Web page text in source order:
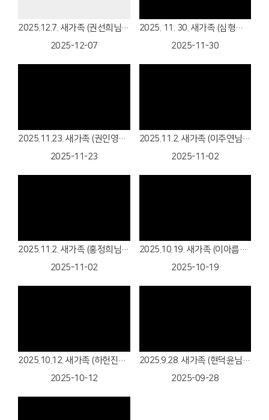
2025.12.7. 새가족 (권선희님) 환영합니다!
2025-12-07
2025. 11. 30. 새가족 (심형숙님, 박진호) 환영합니다!
2025-11-30
2025.11.23. 새가족 (권인영님) 환영합니다!
2025-11-23
2025.11.2. 새가족 (이주연님) 환영합니다!
2025-11-02
2025.11.2. 새가족 (홍정희님) 환영합니다!
2025-11-02
2025.10.19. 새가족 (이아름님, 이다빈) 환영합니다!
2025-10-19
2025.10.12. 새가족 (하헌진님) 환영합니다!
2025-10-12
2025.9.28. 새가족 (현덕윤님) 환영합니다!
2025-09-28